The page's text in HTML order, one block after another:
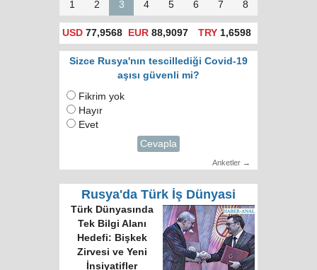
1 2 3 4 5 6 7 8
USD 77,9568 EUR 88,9097 TRY1,6598
Sizce Rusya'nın tescillediği Covid-19
aşısı güvenli mi?
Fikrim yok
Hayır
Evet
Cevapla
Anketler →
Rusya'da Türk İş Dünyasi
Türk Dünyası 34
Harfli Ortak Alfabe
Üzerinde Uzlaşı
Sağlandı